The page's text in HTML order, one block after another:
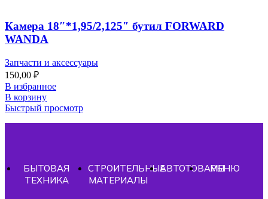
Камера 18″*1,95/2,125″ бутил FORWARD
WANDA
Запчасти и аксессуары
150,00 ₽
В избранное
В корзину
Быстрый просмотр
БЫТОВАЯ
ТЕХНИКА
СТРОИТЕЛЬНЫЕ
МАТЕРИАЛЫ
АВТОТОВАРЫМЕНЮ